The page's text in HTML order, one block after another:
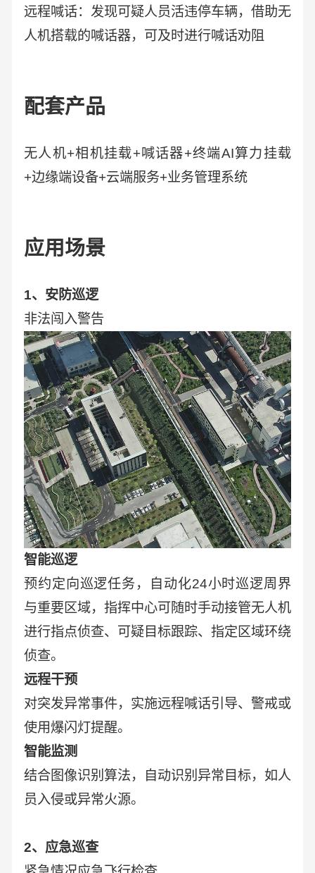
远程喊话：发现可疑人员活违停车辆，借助无
人机搭载的喊话器，可及时进行喊话劝阻
配套产品
无人机+相机挂载+喊话器+终端AI算力挂载
+边缘端设备+云端服务+业务管理系统
应用场景
1、安防巡逻
非法闯入警告
智能巡逻
预约定向巡逻任务，自动化24小时巡逻周界
与重要区域，指挥中心可随时手动接管无人机
进行指点侦查、可疑目标跟踪、指定区域环绕
侦查。
远程干预
对突发异常事件，实施远程喊话引导、警戒或
使用爆闪灯提醒。
智能监测
结合图像识别算法，自动识别异常目标，如人
员入侵或异常火源。
2、应急巡查